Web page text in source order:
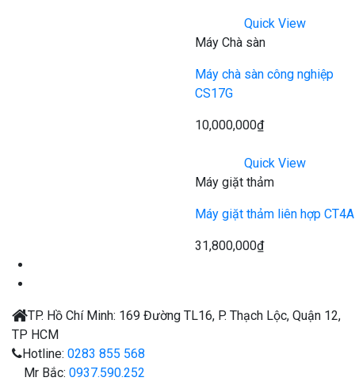
Quick View
Máy Chà sàn
Máy chà sàn công nghiệp
CS17G
10,000,000₫
Quick View
Máy giặt thảm
Máy giặt thảm liên hợp CT4A
31,800,000₫
TP. Hồ Chí Minh: 169 Đường TL16, P. Thạch Lộc, Quận 12,
TP HCM
Hotline: 0283 855 568
Mr Bắc: 0937.590.252